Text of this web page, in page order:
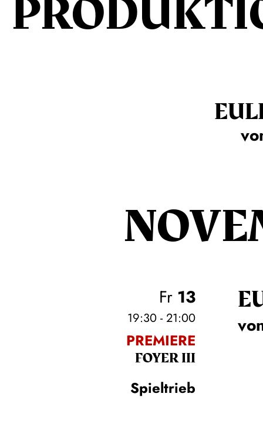
Fr 13
19:30 - 21:00
PREMIERE
FOYER III
Spieltrieb